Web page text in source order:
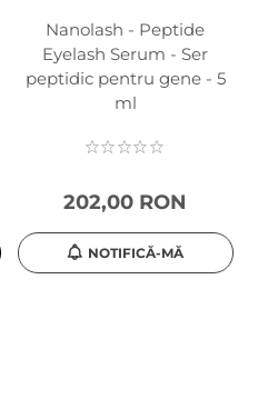
Nanolash - Peptide
Eyelash Serum - Ser
peptidic pentru gene - 5
ml
202,00 RON
NOTIFICĂ-MĂ